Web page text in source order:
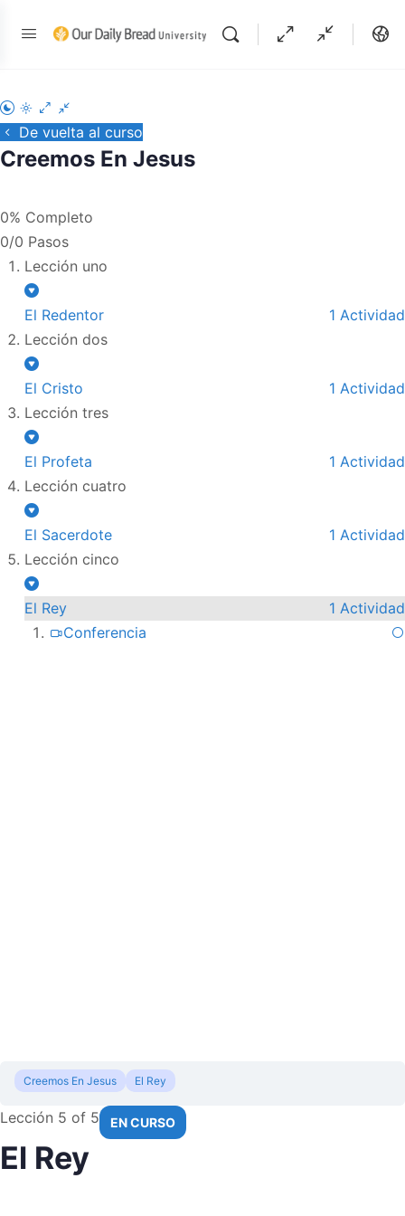
De vuelta al curso
Creemos En Jesus
0% Completo
0/0 Pasos
Lección uno
El Redentor
1 Actividad
Lección dos
El Cristo
1 Actividad
Lección tres
El Profeta
1 Actividad
Lección cuatro
El Sacerdote
1 Actividad
Lección cinco
El Rey
1 Actividad
Conferencia
Creemos En Jesus El Rey
Lección 5 of 5 EN CURSO
El Rey